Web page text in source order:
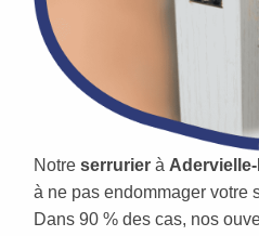
Notre serrurier à
à ne pas endommager votre
Dans 90 % des cas, nos